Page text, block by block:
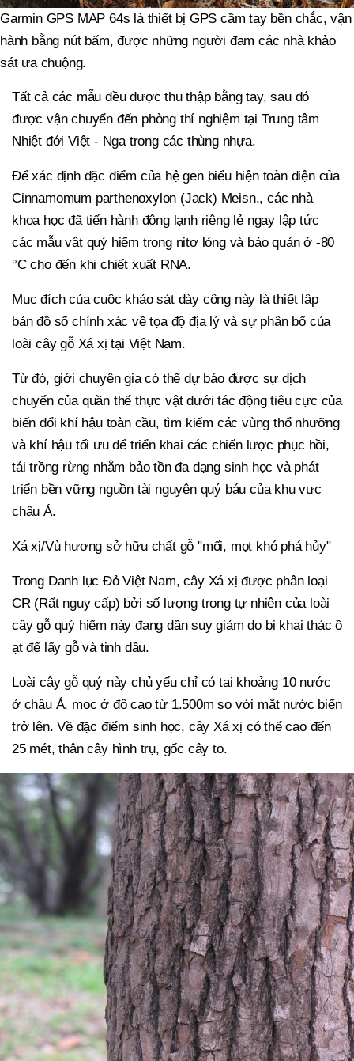
Garmin GPS MAP 64s là thiết bị GPS cầm tay bền chắc, vận
hành bằng nút bấm, được những người đam các nhà khảo
sát ưa chuộng.
Tất cả các mẫu đều được thu thập bằng tay, sau đó
được vận chuyển đến phòng thí nghiệm tại Trung tâm
Nhiệt đới Việt - Nga trong các thùng nhựa.
Để xác định đặc điểm của hệ gen biểu hiện toàn diện của
Cinnamomum parthenoxylon (Jack) Meisn., các nhà
khoa học đã tiến hành đông lạnh riêng lẻ ngay lập tức
các mẫu vật quý hiếm trong nitơ lỏng và bảo quản ở -80
°C cho đến khi chiết xuất RNA.
Mục đích của cuộc khảo sát dày công này là thiết lập
bản đồ số chính xác về tọa độ địa lý và sự phân bố của
loài cây gỗ Xá xị tại Việt Nam.
Từ đó, giới chuyên gia có thể dự báo được sự dịch
chuyển của quần thể thực vật dưới tác động tiêu cực của
biến đổi khí hậu toàn cầu, tìm kiếm các vùng thổ nhưỡng
và khí hậu tối ưu để triển khai các chiến lược phục hồi,
tái trồng rừng nhằm bảo tồn đa dạng sinh học và phát
triển bền vững nguồn tài nguyên quý báu của khu vực
châu Á.
Xá xị/Vù hương sở hữu chất gỗ "mối, mọt khó phá hủy"
Trong Danh lục Đỏ Việt Nam, cây Xá xị được phân loại
CR (Rất nguy cấp) bởi số lượng trong tự nhiên của loài
cây gỗ quý hiếm này đang dần suy giảm do bị khai thác ồ
ạt để lấy gỗ và tinh dầu.
Loài cây gỗ quý này chủ yếu chỉ có tại khoảng 10 nước
ở châu Á, mọc ở độ cao từ 1.500m so với mặt nước biển
trở lên. Về đặc điểm sinh học, cây Xá xị có thể cao đến
25 mét, thân cây hình trụ, gốc cây to.